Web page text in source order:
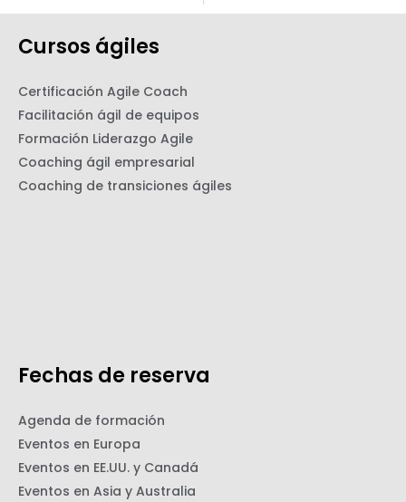
Cursos ágiles
Certificación Agile Coach
Facilitación ágil de equipos
Formación Liderazgo Agile
Coaching ágil empresarial
Coaching de transiciones ágiles
Fechas de reserva
Agenda de formación
Eventos en Europa
Eventos en EE.UU. y Canadá
Eventos en Asia y Australia